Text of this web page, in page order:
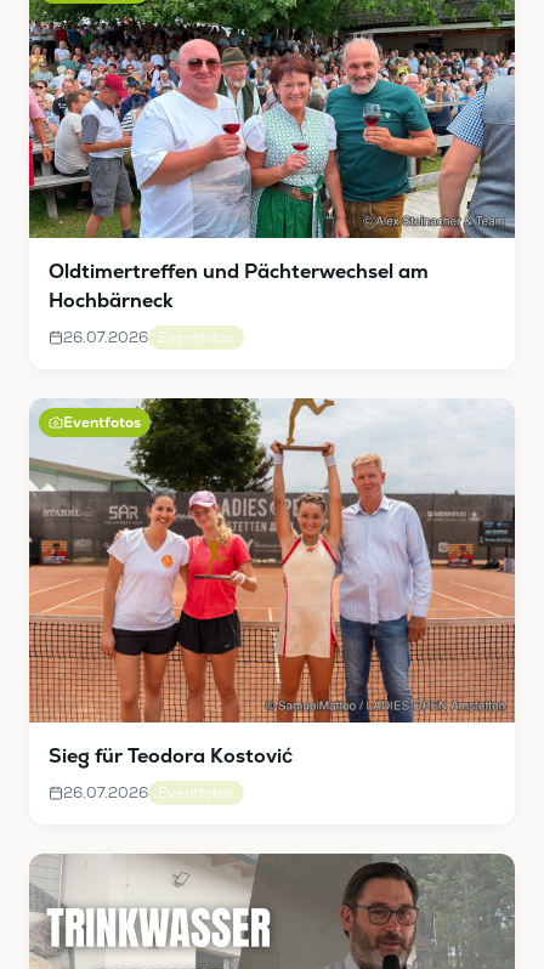
Oldtimertreffen und Pächterwechsel am
Hochbärneck
26.07.2026 Eventfotos
Eventfotos
Sieg für Teodora Kostović
26.07.2026 Eventfotos